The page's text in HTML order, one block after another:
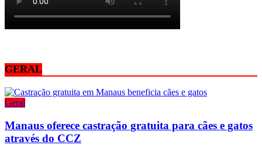
GERAL
Geral
Manaus oferece castração gratuita para cães e gatos
através do CCZ